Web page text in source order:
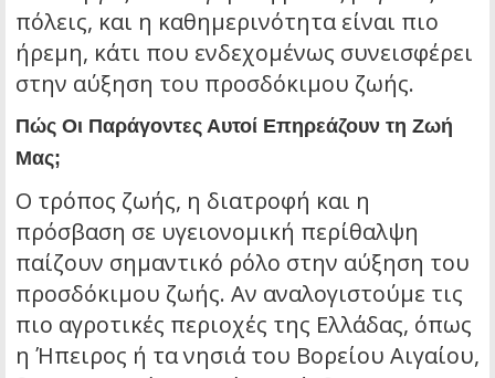
πόλεις, και η καθημερινότητα είναι πιο
ήρεμη, κάτι που ενδεχομένως συνεισφέρει
στην αύξηση του προσδόκιμου ζωής.
Πώς Οι Παράγοντες Αυτοί Επηρεάζουν τη Ζωή
Μας;
Ο τρόπος ζωής, η διατροφή και η
πρόσβαση σε υγειονομική περίθαλψη
παίζουν σημαντικό ρόλο στην αύξηση του
προσδόκιμου ζωής. Αν αναλογιστούμε τις
πιο αγροτικές περιοχές της Ελλάδας, όπως
η Ήπειρος ή τα νησιά του Βορείου Αιγαίου,